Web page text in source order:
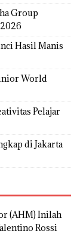
Group
Hasil Manis
World
Pelajar
di Jakarta
(AHM) Inilah
Rossi